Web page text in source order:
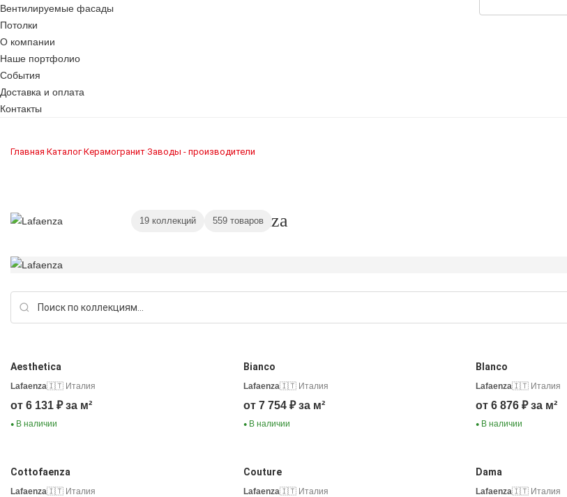
Вентилируемые фасады
Потолки
О компании
Наше портфолио
События
Доставка и оплата
Контакты
Главная›Каталог›Керамогранит›Заводы - производители
Lafaenza
19 коллекций 559 товаров
Aesthetica
Lafaenza🇮🇹 Италия
от 6 131 ₽ за м²
● В наличии
Bianco
Lafaenza🇮🇹 Италия
от 7 754 ₽ за м²
●В наличии
Blanco
Lafaenza🇮🇹 Италия
от 6 876 ₽ за м²
● В наличии
Cottofaenza
Lafaenza🇮🇹 Италия
Couture
Lafaenza🇮🇹 Италия
Dama
Lafaenza🇮🇹 Италия